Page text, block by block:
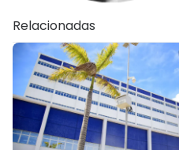
Relacionadas